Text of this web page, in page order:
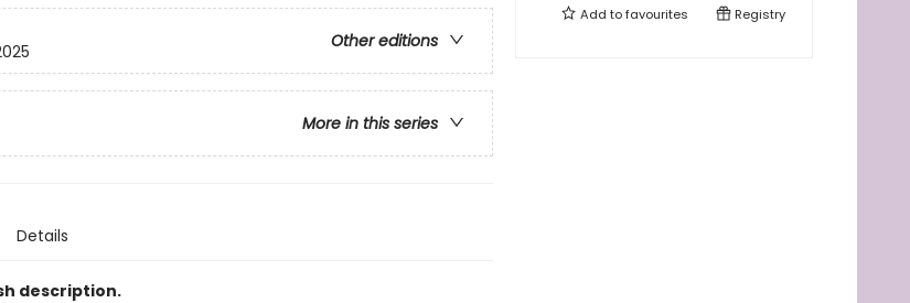
Other editions
More in this series
Details
description.
Add tofavourites Registry